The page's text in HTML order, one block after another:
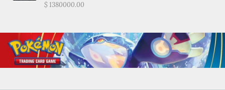
$ 1380000.00